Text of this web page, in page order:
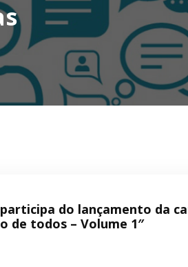
do lançamento da
de todos – Volume 1″